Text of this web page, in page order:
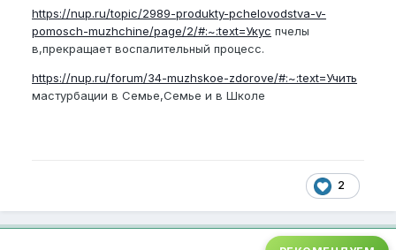
https://nup.ru/topic/2989-produkty-pchelovodstva-v-
pomosch-muzhchine/page/2/#:~:text=Укус пчелы
в,прекращает воспалительный процесс.
https://nup.ru/forum/34-muzhskoe-zdorove/#:~:text=Учить
мастурбации в Семье,Семье и в Школе
2